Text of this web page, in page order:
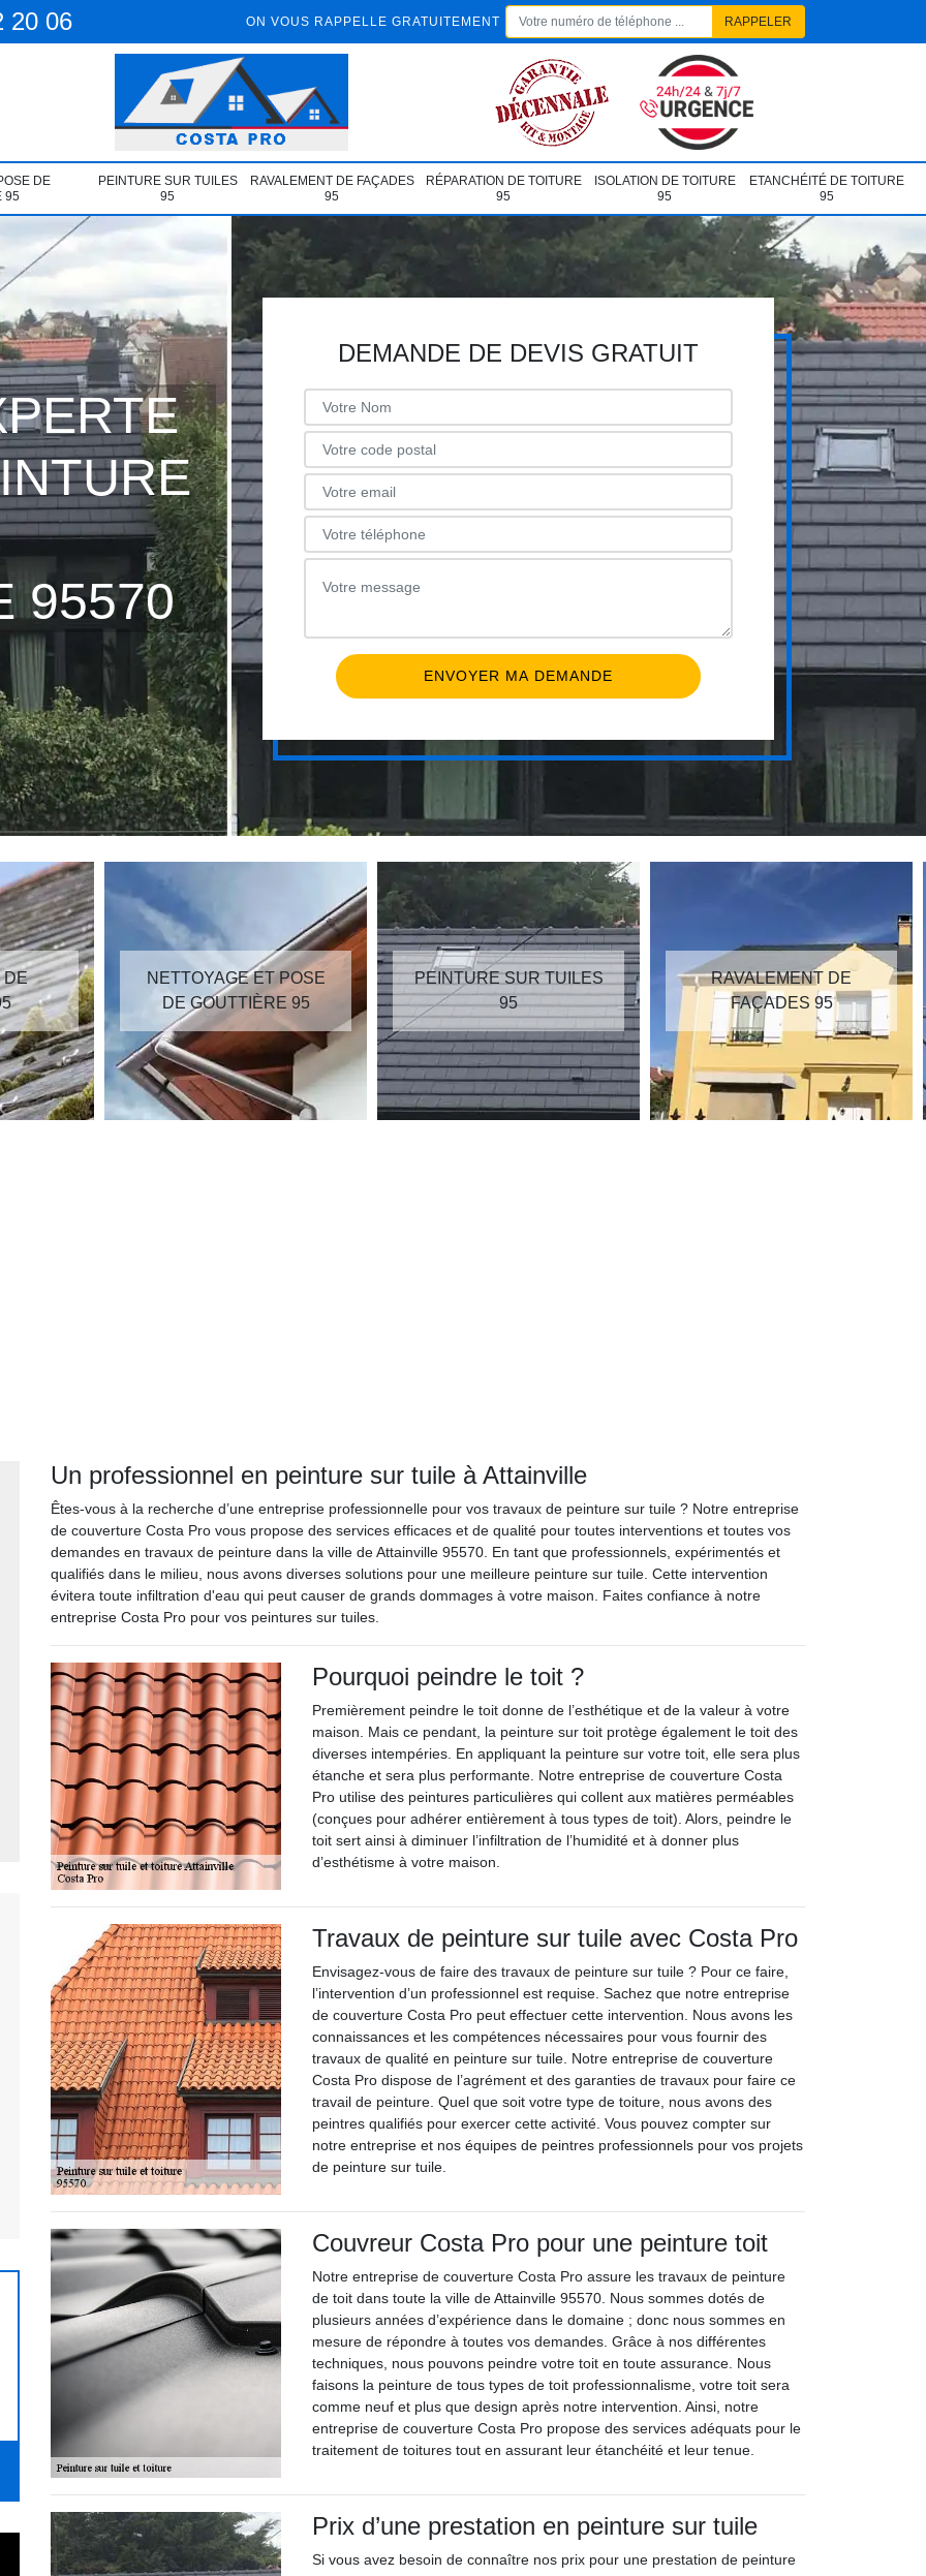
20 06 ON VOUS RAPPELLE GRATUITEMENT
DE
95
PEINTURE SUR TUILES
95
RAVALEMENT DE FAÇADES
95
RÉPARATION DE TOITURE
95
ISOLATION DE TOITURE
95
ETANCHÉITÉ DE TOITURE
95
95570
DEMANDE DE DEVIS GRATUIT
ET POSE
95
PEINTURE SUR TUILES
95
RAVALEMENT DE
FAÇADES 95
RÉPARATION DE
TOITURE 95
Un professionnel en peinture sur tuile à Attainville
Êtes-vous à la recherche d’une entreprise professionnelle pour vos travaux de peinture sur tuile ? Notre entreprise
de couverture Costa Pro vous propose des services efficaces et de qualité pour toutes interventions et toutes vos
demandes en travaux de peinture dans la ville de Attainville 95570. En tant que professionnels, expérimentés et
qualifiés dans le milieu, nous avons diverses solutions pour une meilleure peinture sur tuile. Cette intervention
évitera toute infiltration d'eau qui peut causer de grands dommages à votre maison. Faites confiance à notre
entreprise Costa Pro pour vos peintures sur tuiles.
Pourquoi peindre le toit ?
Premièrement peindre le toit donne de l’esthétique et de la valeur à votre
maison. Mais ce pendant, la peinture sur toit protège également le toit des
diverses intempéries. En appliquant la peinture sur votre toit, elle sera plus
étanche et sera plus performante. Notre entreprise de couverture Costa
Pro utilise des peintures particulières qui collent aux matières perméables
(conçues pour adhérer entièrement à tous types de toit). Alors, peindre le
toit sert ainsi à diminuer l’infiltration de l’humidité et à donner plus
d’esthétisme à votre maison.
Travaux de peinture sur tuile avec Costa Pro
Envisagez-vous de faire des travaux de peinture sur tuile ? Pour ce faire,
l’intervention d’un professionnel est requise. Sachez que notre entreprise
de couverture Costa Pro peut effectuer cette intervention. Nous avons les
connaissances et les compétences nécessaires pour vous fournir des
travaux de qualité en peinture sur tuile. Notre entreprise de couverture
Costa Pro dispose de l’agrément et des garanties de travaux pour faire ce
travail de peinture. Quel que soit votre type de toiture, nous avons des
peintres qualifiés pour exercer cette activité. Vous pouvez compter sur
notre entreprise et nos équipes de peintres professionnels pour vos projets
de peinture sur tuile.
Couvreur Costa Pro pour une peinture toit
Notre entreprise de couverture Costa Pro assure les travaux de peinture
de toit dans toute la ville de Attainville 95570. Nous sommes dotés de
plusieurs années d’expérience dans le domaine ; donc nous sommes en
mesure de répondre à toutes vos demandes. Grâce à nos différentes
techniques, nous pouvons peindre votre toit en toute assurance. Nous
faisons la peinture de tous types de toit professionnalisme, votre toit sera
comme neuf et plus que design après notre intervention. Ainsi, notre
entreprise de couverture Costa Pro propose des services adéquats pour le
traitement de toitures tout en assurant leur étanchéité et leur tenue.
Prix d’une prestation en peinture sur tuile
Si vous avez besoin de connaître nos prix pour une prestation de peinture